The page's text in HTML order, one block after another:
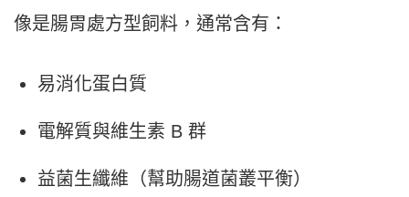
像是腸胃處方型飼料，通常含有：
易消化蛋白質
電解質與維生素 B 群
益菌生纖維（幫助腸道菌叢平衡）